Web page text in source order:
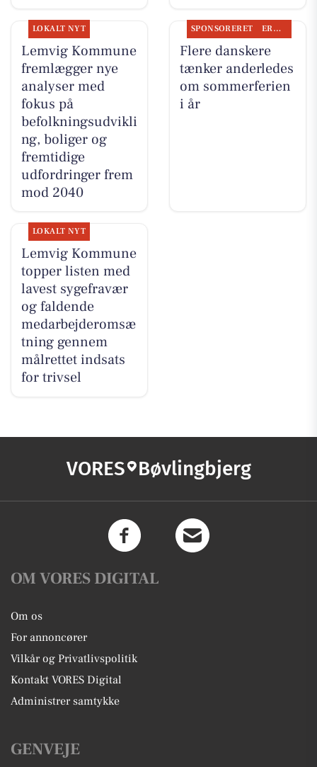
LOKALT NYT
Lemvig Kommune
fremlægger nye
analyser med
fokus på
befolkningsudvikli
ng, boliger og
fremtidige
udfordringer frem
mod 2040
SPONSORERET ERHVERV
Flere danskere
tænker anderledes
om sommerferien
i år
LOKALT NYT
Lemvig Kommune
topper listen med
lavest sygefravær
og faldende
medarbejderomsæ
tning gennem
målrettet indsats
for trivsel
VORES Bøvlingbjerg
OM VORES DIGITAL
Om os
For annoncører
Vilkår og Privatlivspolitik
Kontakt VORES Digital
Administrer samtykke
GENVEJE